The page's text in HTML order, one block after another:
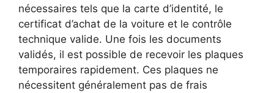
nécessaires tels que la carte d’identité, le
certificat d’achat de la voiture et le contrôle
technique valide. Une fois les documents
validés, il est possible de recevoir les plaques
temporaires rapidement. Ces plaques ne
nécessitent généralement pas de frais